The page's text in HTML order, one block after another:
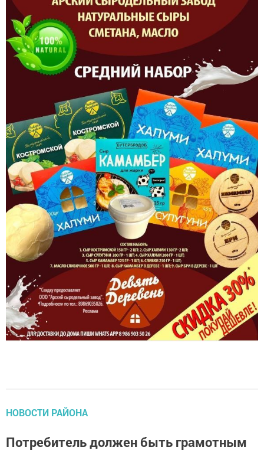
НОВОСТИ РАЙОНА
Потребитель должен быть грамотным